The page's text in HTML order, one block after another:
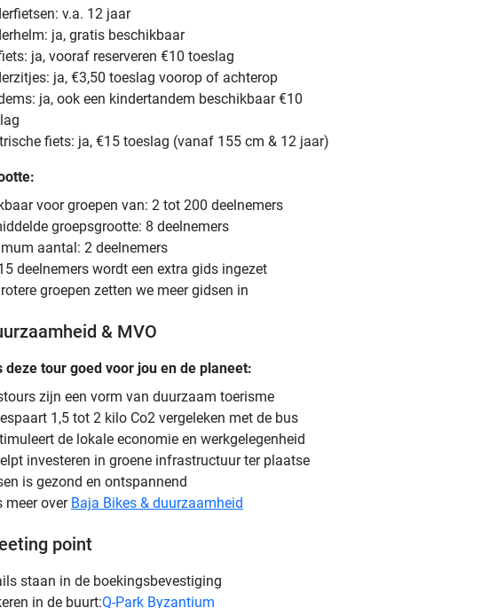
v.a. 12 jaar
ja, gratis beschikbaar
ja, vooraf reserveren €10 toeslag
ja, €3,50 toeslag voorop of achterop
ja, ook een kindertandem beschikbaar €10
fiets: ja, €15 toeslag (vanaf 155 cm & 12 jaar)
voor groepen van: 2 tot 200 deelnemers
groepsgrootte: 8 deelnemers
aantal: 2 deelnemers
deelnemers wordt een extra gids ingezet
groepen zetten we meer gidsen in
& MVO
deze tour goed voor jou en de planeet:
zijn een vorm van duurzaam toerisme
1,5 tot 2 kilo Co2 vergeleken met de bus
de lokale economie en werkgelegenheid
investeren in groene infrastructuur ter plaatse
is gezond en ontspannend
meer over Baja Bikes & duurzaamheid
point
staan in de boekingsbevestiging
in de buurt:Q-Park Byzantium